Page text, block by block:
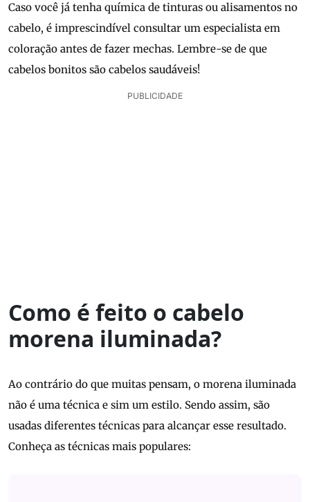
Caso você já tenha química de tinturas ou alisamentos no
cabelo, é imprescindível consultar um especialista em
coloração antes de fazer mechas. Lembre-se de que
cabelos bonitos são cabelos saudáveis!
PUBLICIDADE
Como é feito o cabelo
morena iluminada?
Ao contrário do que muitas pensam, o morena iluminada
não é uma técnica e sim um estilo. Sendo assim, são
usadas diferentes técnicas para alcançar esse resultado.
Conheça as técnicas mais populares: